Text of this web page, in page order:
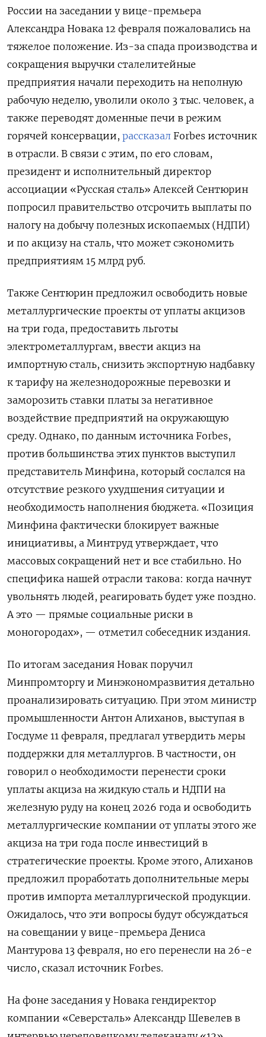
России на заседании у вице-премьера
Александра Новака 12 февраля пожаловались на
тяжелое положение. Из-за спада производства и
сокращения выручки сталелитейные
предприятия начали переходить на неполную
рабочую неделю, уволили около 3 тыс. человек, а
также переводят доменные печи в режим
горячей консервации, рассказал Forbes источник
в отрасли. В связи с этим, по его словам,
президент и исполнительный директор
ассоциации «Русская сталь» Алексей Сентюрин
попросил правительство отсрочить выплаты по
налогу на добычу полезных ископаемых (НДПИ)
и по акцизу на сталь, что может сэкономить
предприятиям 15 млрд руб.
Также Сентюрин предложил освободить новые
металлургические проекты от уплаты акцизов
на три года, предоставить льготы
электрометаллургам, ввести акциз на
импортную сталь, снизить экспортную надбавку
к тарифу на железнодорожные перевозки и
заморозить ставки платы за негативное
воздействие предприятий на окружающую
среду. Однако, по данным источника Forbes,
против большинства этих пунктов выступил
представитель Минфина, который сослался на
отсутствие резкого ухудшения ситуации и
необходимость наполнения бюджета. «Позиция
Минфина фактически блокирует важные
инициативы, а Минтруд утверждает, что
массовых сокращений нет и все стабильно. Но
специфика нашей отрасли такова: когда начнут
увольнять людей, реагировать будет уже поздно.
А это — прямые социальные риски в
моногородах», — отметил собеседник издания.
По итогам заседания Новак поручил
Минпромторгу и Минэкономразвития детально
проанализировать ситуацию. При этом министр
промышленности Антон Алиханов, выступая в
Госдуме 11 февраля, предлагал утвердить меры
поддержки для металлургов. В частности, он
говорил о необходимости перенести сроки
уплаты акциза на жидкую сталь и НДПИ на
железную руду на конец 2026 года и освободить
металлургические компании от уплаты этого же
акциза на три года после инвестиций в
стратегические проекты. Кроме этого, Алиханов
предложил проработать дополнительные меры
против импорта металлургической продукции.
Ожидалось, что эти вопросы будут обсуждаться
на совещании у вице-премьера Дениса
Мантурова 13 февраля, но его перенесли на 26-е
число, сказал источник Forbes.
На фоне заседания у Новака гендиректор
компании «Северсталь» Александр Шевелев в